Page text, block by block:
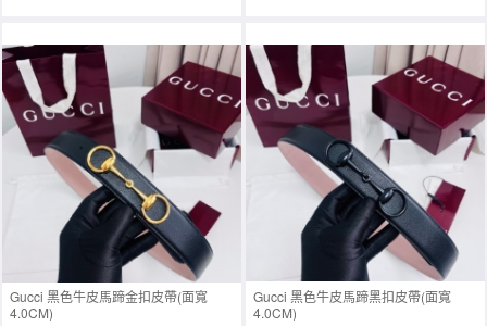
Gucci 黑色牛皮馬蹄金扣皮帶(面寬
4.0CM)
Gucci 黑色牛皮馬蹄黑扣皮帶(面寬
4.0CM)